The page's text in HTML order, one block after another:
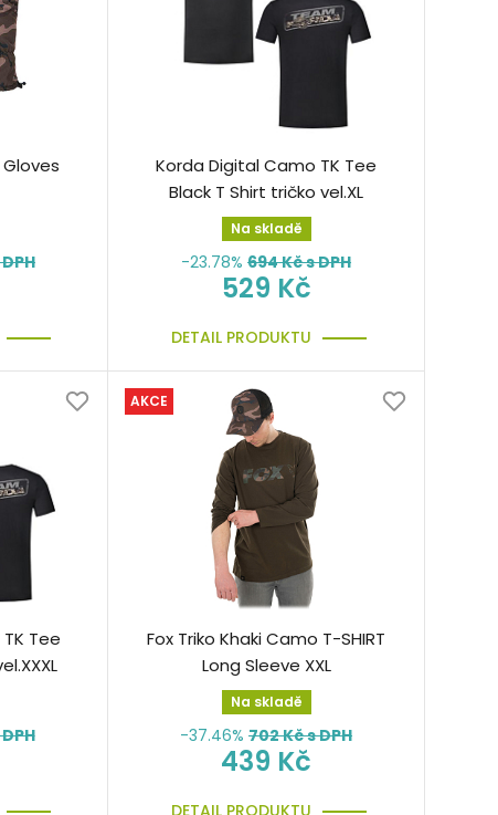
Korda Digital Camo TK Tee
Black T Shirt tričko vel.XL
Na skladě
-23.78% 694Kč s DPH
529 Kč
DETAIL PRODUKTU
Tee
AKCE
Fox Triko Khaki Camo T-SHIRT
Long Sleeve XXL
Na skladě
-37.46% 702Kč s DPH
439 Kč
DETAIL PRODUKTU